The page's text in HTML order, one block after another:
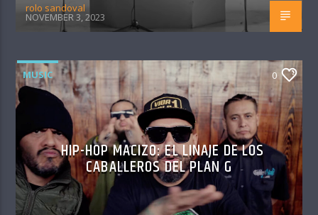
rolo sandoval
NOVEMBER 3, 2023
MUSIC 0
HIP-HOP MACIZO: EL LINAJE DE LOS
CABALLEROS DEL PLAN G